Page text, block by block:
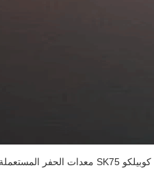
كوبيلكو SK75 معدات الحفر المستعملة 7.5 طن معدات البناء الثقيلة